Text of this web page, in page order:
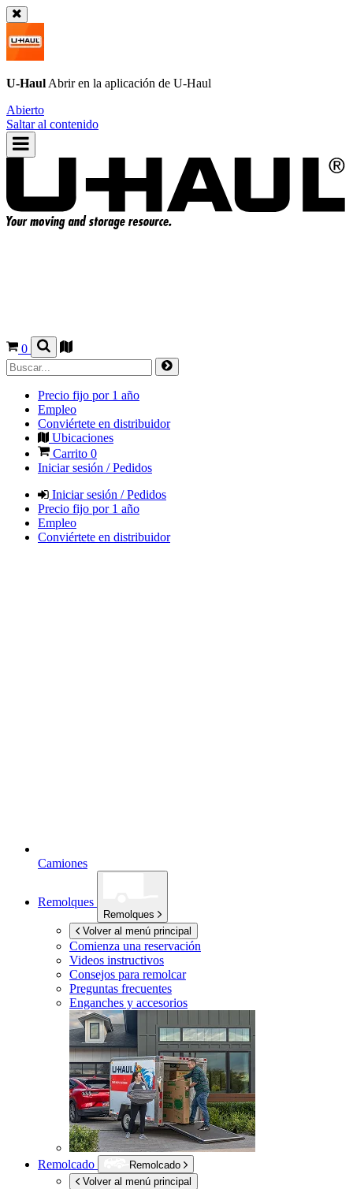
U-Haul Abrir en la aplicación de U-Haul
Abierto
Saltar al contenido
0
Precio fijo por 1 año
Empleo
Conviértete en distribuidor
Ubicaciones
Carrito 0
Iniciar sesión / Pedidos
Iniciar sesión / Pedidos
Precio fijo por 1 año
Empleo
Conviértete en distribuidor
Camiones
Remolques
Remolques
Volver al menú principal
Comienza una reservación
Videos instructivos
Consejos para remolcar
Preguntas frecuentes
Enganches y accesorios
Remolcado
Remolcado
Volver al menú principal